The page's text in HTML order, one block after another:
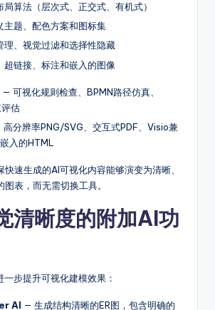
局算法（层次式、正交式、有机式）
主题、配色方案和图标集
理、视觉过滤和选择性隐藏
超链接、标注和嵌入的图像
— 可视化规则检查、BPMN路径仿真、
估
高分辨率PNG/SVG、交互式PDF、Visio兼
入的HTML
速生成的AI可视化内容能够演变为清晰、
表，而无需切换工具。
清晰度的附加AI功
一步提升可视化建模效果：
AI — 生成结构清晰的ER图，包含明确的